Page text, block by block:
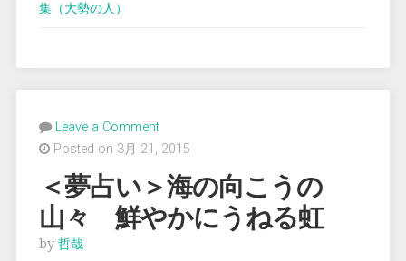
途
中
陽
に
ら
さ
集（大勢の人）
Leave a Comment
Posted on 3月 21, 2015
＜夢占い＞海の向こうの
山々 鮮やかにうねる虹
by 哲哉